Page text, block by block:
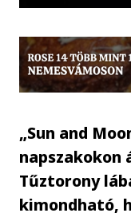
„Sun and
napszakokon
Tűztorony
kimondható,